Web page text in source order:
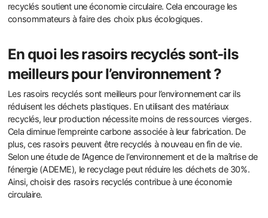
recyclés soutient une économie circulaire. Cela encourage les
consommateurs à faire des choix plus écologiques.
En quoi les rasoirs recyclés sont-ils
meilleurs pour l’environnement ?
Les rasoirs recyclés sont meilleurs pour l’environnement car ils
réduisent les déchets plastiques. En utilisant des matériaux
recyclés, leur production nécessite moins de ressources vierges.
Cela diminue l’empreinte carbone associée à leur fabrication. De
plus, ces rasoirs peuvent être recyclés à nouveau en fin de vie.
Selon une étude de l’Agence de l’environnement et de la maîtrise de
l’énergie (ADEME), le recyclage peut réduire les déchets de 30%.
Ainsi, choisir des rasoirs recyclés contribue à une économie
circulaire.